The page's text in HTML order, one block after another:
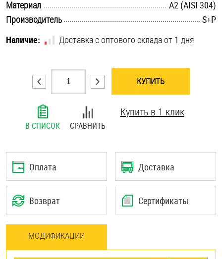
Штифты и пальцы
Материал
А2 (AISI 304)
Производитель
S+P
Наличие:
Доставка с оптового склада от 1 дня
КУПИТЬ
В СПИСОК СРАВНИТЬ
Купить в 1 клик
Оплата Доставка
Возврат Сертификаты
МОДИФИКАЦИИ